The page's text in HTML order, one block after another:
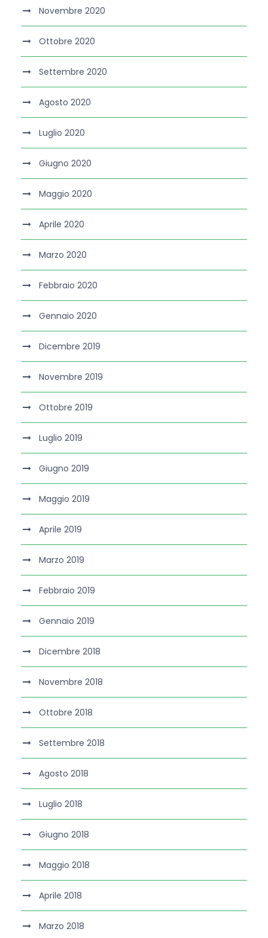
Novembre 2020
Ottobre 2020
Settembre 2020
Agosto 2020
Luglio 2020
Giugno 2020
Maggio 2020
Aprile 2020
Marzo 2020
Febbraio 2020
Gennaio 2020
Dicembre 2019
Novembre 2019
Ottobre 2019
Luglio 2019
Giugno 2019
Maggio 2019
Aprile 2019
Marzo 2019
Febbraio 2019
Gennaio 2019
Dicembre 2018
Novembre 2018
Ottobre 2018
Settembre 2018
Agosto 2018
Luglio 2018
Giugno 2018
Maggio 2018
Aprile 2018
Marzo 2018